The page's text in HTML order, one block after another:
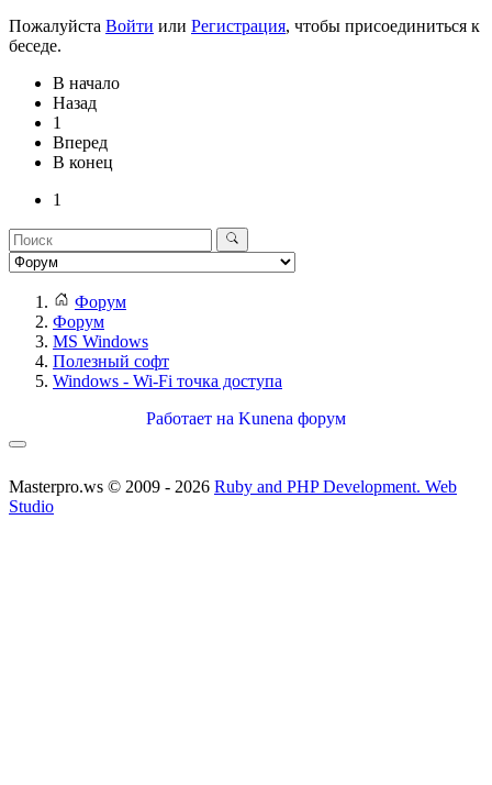
Пожалуйста Войти или Регистрация, чтобы присоединиться к
беседе.
В начало
Назад
1
Вперед
В конец
1
Форум
Форум
MS Windows
Полезный софт
Windows - Wi-Fi точка доступа
Работает на Kunena форум
Masterpro.ws © 2009 - 2026 Ruby and PHP Development. Web
Studio